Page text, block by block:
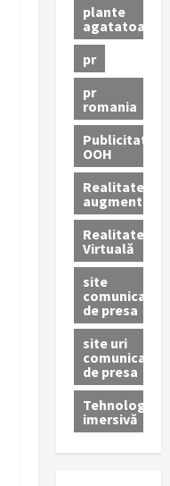
plante
agatatoare
pr
pr
romania
Publicitate
OOH
Realitatea
augmentată
Realitatea
Virtuală
site
comunicate
de presa
site uri
comunicate
de presa
Tehnologie
imersivă